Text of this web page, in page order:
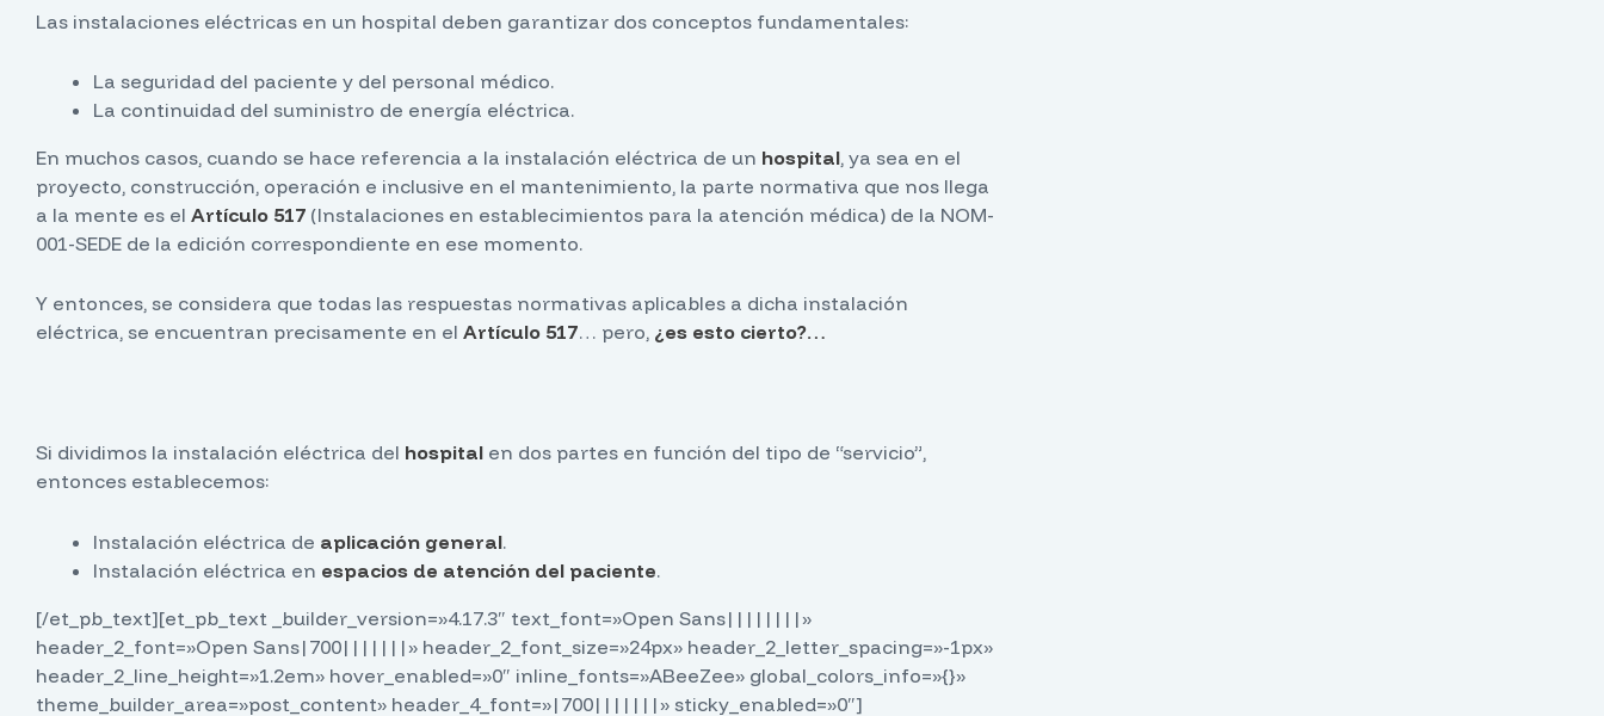
Las instalaciones eléctricas en un hospital deben garantizar dos conceptos fundamentales:
La seguridad del paciente y del personal médico.
La continuidad del suministro de energía eléctrica.
En muchos casos, cuando se hace referencia a la instalación eléctrica de un hospital, ya sea en el
proyecto, construcción, operación e inclusive en el mantenimiento, la parte normativa que nos llega
a la mente es el Artículo 517 (Instalaciones en establecimientos para la atención médica) de la NOM-
001-SEDE de la edición correspondiente en ese momento.
Y entonces, se considera que todas las respuestas normativas aplicables a dicha instalación
eléctrica, se encuentran precisamente en el Artículo 517… pero, ¿es esto cierto?…
Si dividimos la instalación eléctrica del hospital en dos partes en función del tipo de “servicio”,
entonces establecemos:
Instalación eléctrica de aplicación general.
Instalación eléctrica en espacios de atención del paciente.
[/et_pb_text][et_pb_text _builder_version=»4.17.3″ text_font=»Open Sans||||||||»
header_2_font=»Open Sans|700|||||||» header_2_font_size=»24px» header_2_letter_spacing=»-1px»
header_2_line_height=»1.2em» hover_enabled=»0″ inline_fonts=»ABeeZee» global_colors_info=»{}»
theme_builder_area=»post_content» header_4_font=»|700|||||||» sticky_enabled=»0″]